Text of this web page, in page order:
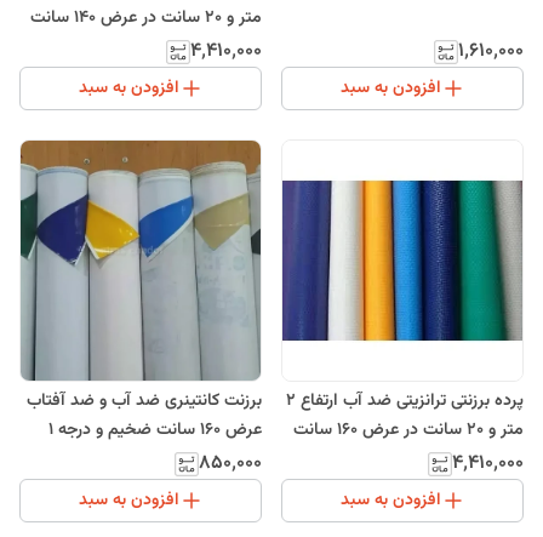
۱٬۶۱۰٬۰۰۰
افزودن به سبد
متر و 20 سانت در عرض 140 سانت
۴٬۴۱۰٬۰۰۰
افزودن به سبد
پرده برزنتی ترانزیتی ضد آب ارتفاع 2
متر و 20 سانت در عرض 160 سانت
۴٬۴۱۰٬۰۰۰
افزودن به سبد
برزنت کانتینری ضد آب و ضد آفتاب
عرض 160 سانت ضخیم و درجه 1
۸۵۰٬۰۰۰
افزودن به سبد